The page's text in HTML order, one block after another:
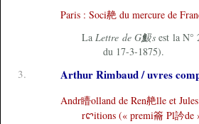
Paris : Soci赩 du mercure de
LaLettre de G魥sest la N°
du 17-3-1875).
3. Arthur Rimbaud / uvres
Andr矒olland de Ren赩lle et
rꨤitions (« premi籥 Pl訡de